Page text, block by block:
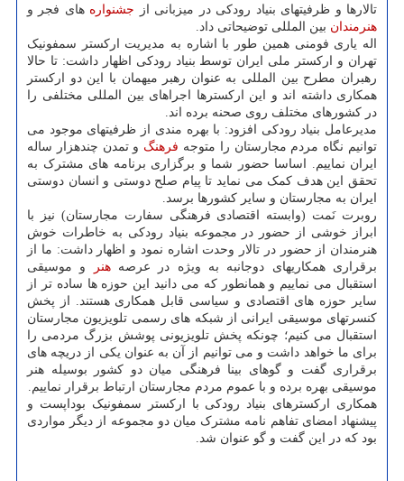
تالارها و ظرفیتهای بنیاد رودکی در میزبانی از جشنواره های فجر و
هنرمندان بین المللی توضیحاتی داد.
اله یاری فومنی همین طور با اشاره به مدیریت ارکستر سمفونیک
تهران و ارکستر ملی ایران توسط بنیاد رودکی اظهار داشت: تا حالا
رهبران مطرح بین المللی به عنوان رهبر میهمان با این دو ارکستر
همکاری داشته اند و این ارکسترها اجراهای بین المللی مختلفی را
در کشورهای مختلف روی صحنه برده اند.
مدیرعامل بنیاد رودکی افزود: با بهره مندی از ظرفیتهای موجود می
توانیم نگاه مردم مجارستان را متوجه فرهنگ و تمدن چندهزار ساله
ایران نماییم. اساسا حضور شما و برگزاری برنامه های مشترک به
تحقق این هدف کمک می نماید تا پیام صلح دوستی و انسان دوستی
ایران به مجارستان و سایر کشورها برسد.
روبرت نَمت (وابسته اقتصادی فرهنگی سفارت مجارستان) نیز با
ابراز خوشی از حضور در مجموعه بنیاد رودکی به خاطرات خوش
هنرمندان از حضور در تالار وحدت اشاره نمود و اظهار داشت: ما از
برقراری همکاریهای دوجانبه به ویژه در عرصههنر
و موسیقی
استقبال می نماییم و همانطور که می دانید این حوزه ها ساده تر از
سایر حوزه های اقتصادی و سیاسی قابل همکاری هستند. از پخش
کنسرتهای موسیقی ایرانی از شبکه های رسمی تلویزیون مجارستان
استقبال می کنیم؛ چونکه پخش تلویزیونی پوشش بزرگ مردمی را
برای ما خواهد داشت و می توانیم از آن به عنوان یکی از دریچه های
برقراری گفت و گوهای بینا فرهنگی میان دو کشور بوسیله هنر
موسیقی بهره برده و با عموم مردم مجارستان ارتباط برقرار نماییم.
همکاری ارکسترهای بنیاد رودکی با ارکستر سمفونیک بوداپست و
پیشنهاد امضای تفاهم نامه مشترک میان دو مجموعه از دیگر مواردی
بود که در این گفت و گو عنوان شد.